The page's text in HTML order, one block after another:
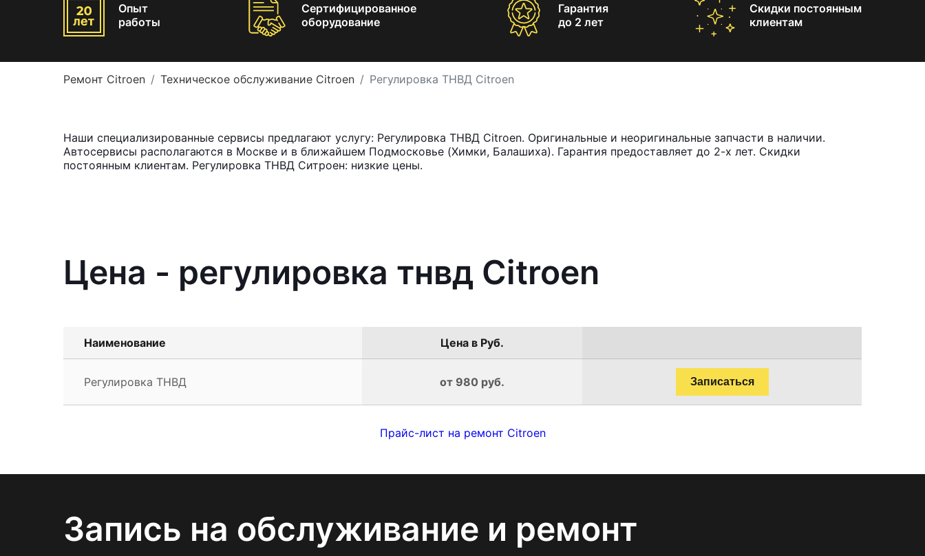
Опыт
работы
Сертифицированное
оборудование
Гарантия
до 2 лет
Скидки постоянным
клиентам
Ремонт Citroen Техническое обслуживание Citroen Регулировка ТНВД Citroen
Наши специализированные сервисы предлагают услугу: Регулировка ТНВД Citroen. Оригинальные и неоригинальные запчасти в наличии.
Автосервисы располагаются в Москве и в ближайшем Подмосковье (Химки, Балашиха). Гарантия предоставляет до 2-х лет. Скидки
постоянным клиентам. Регулировка ТНВД Ситроен: низкие цены.
Цена - регулировка тнвд Citroen
Наименование Цена в Руб.
Регулировка ТНВД от 980 руб. Записаться
Прайс-лист на ремонт Citroen
Запись на обслуживание и ремонт